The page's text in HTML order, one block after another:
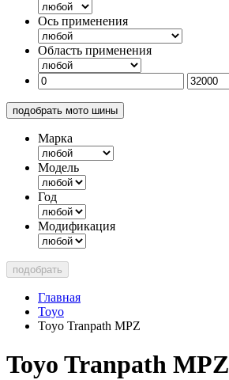
Ось применения
Область применения
подобрать мото шины
Марка
Модель
Год
Модификация
подобрать
Главная
Toyo
Toyo Tranpath MPZ
Toyo Tranpath MPZ